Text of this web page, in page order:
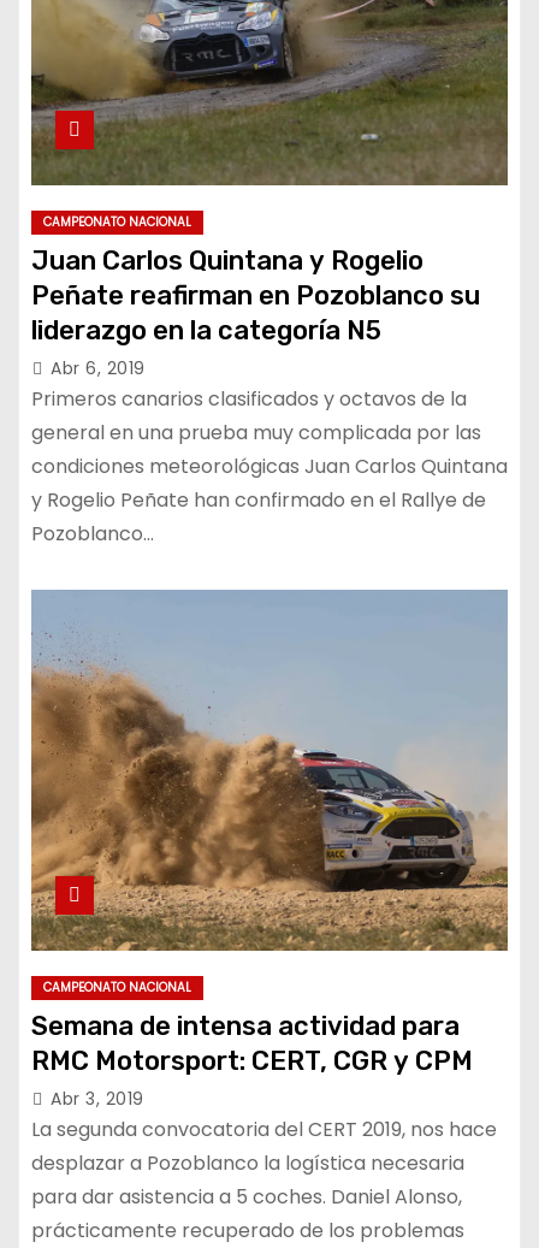
CAMPEONATO NACIONAL
Juan Carlos Quintana y Rogelio
Peñate reafirman en Pozoblanco su
liderazgo en la categoría N5
Abr 6, 2019
Primeros canarios clasificados y octavos de la
general en una prueba muy complicada por las
condiciones meteorológicas Juan Carlos Quintana
y Rogelio Peñate han confirmado en el Rallye de
Pozoblanco…
CAMPEONATO NACIONAL
Semana de intensa actividad para
RMC Motorsport: CERT, CGR y CPM
Abr 3, 2019
La segunda convocatoria del CERT 2019, nos hace
desplazar a Pozoblanco la logística necesaria
para dar asistencia a 5 coches. Daniel Alonso,
prácticamente recuperado de los problemas